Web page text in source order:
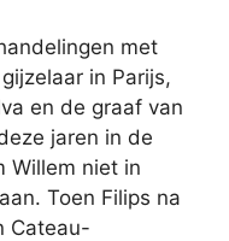
met
in Parijs,
en de graaf van
jaren in de
Willem niet in
Toen Filips na
Cateau-